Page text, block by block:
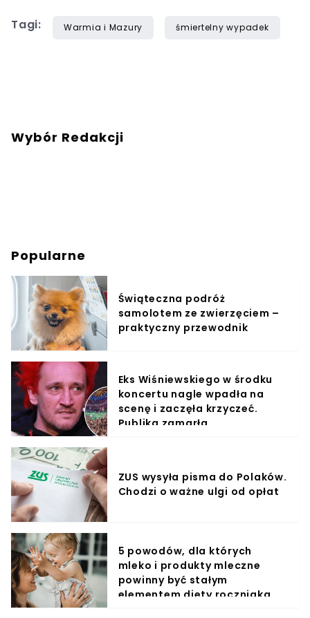
Tagi: Warmia i Mazury śmiertelny wypadek
Wybór Redakcji
Popularne
Świąteczna podróż
samolotem ze zwierzęciem –
praktyczny przewodnik
Eks Wiśniewskiego w środku
koncertu nagle wpadła na
scenę i zaczęła krzyczeć.
Publika zamarła
ZUS wysyła pisma do Polaków.
Chodzi o ważne ulgi od opłat
5 powodów, dla których
mleko i produkty mleczne
powinny być stałym
elementem diety roczniaka